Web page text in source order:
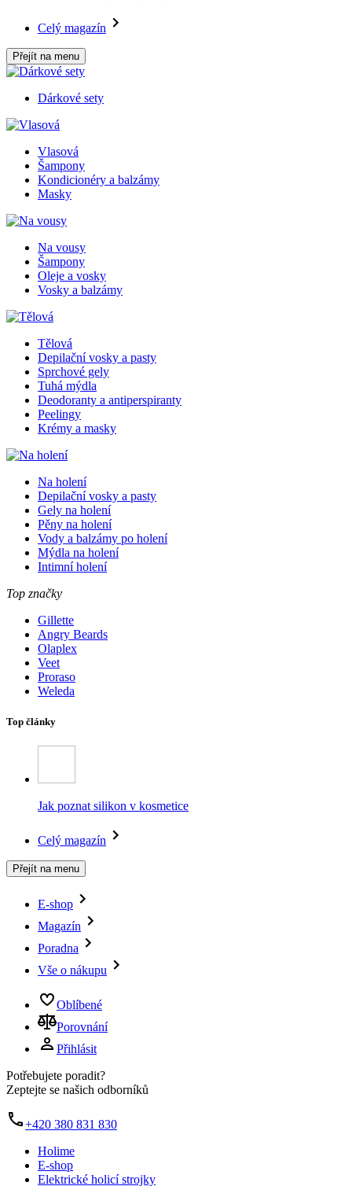
Celý magazín
Přejít na menu
Dárkové sety
Vlasová
Šampony
Kondicionéry a balzámy
Masky
Na vousy
Šampony
Oleje a vosky
Vosky a balzámy
Tělová
Depilační vosky a pasty
Sprchové gely
Tuhá mýdla
Deodoranty a antiperspiranty
Peelingy
Krémy a masky
Na holení
Depilační vosky a pasty
Gely na holení
Pěny na holení
Vody a balzámy po holení
Mýdla na holení
Intimní holení
Top značky
Gillette
Angry Beards
Olaplex
Veet
Proraso
Weleda
Top články
Jak poznat silikon v kosmetice
Celý magazín
Přejít na menu
E-shop
Magazín
Poradna
Vše o nákupu
Oblíbené
Porovnání
Přihlásit
Potřebujete poradit?
Zeptejte se našich odborníků
+420 380 831 830
Holime
E-shop
Elektrické holicí strojky